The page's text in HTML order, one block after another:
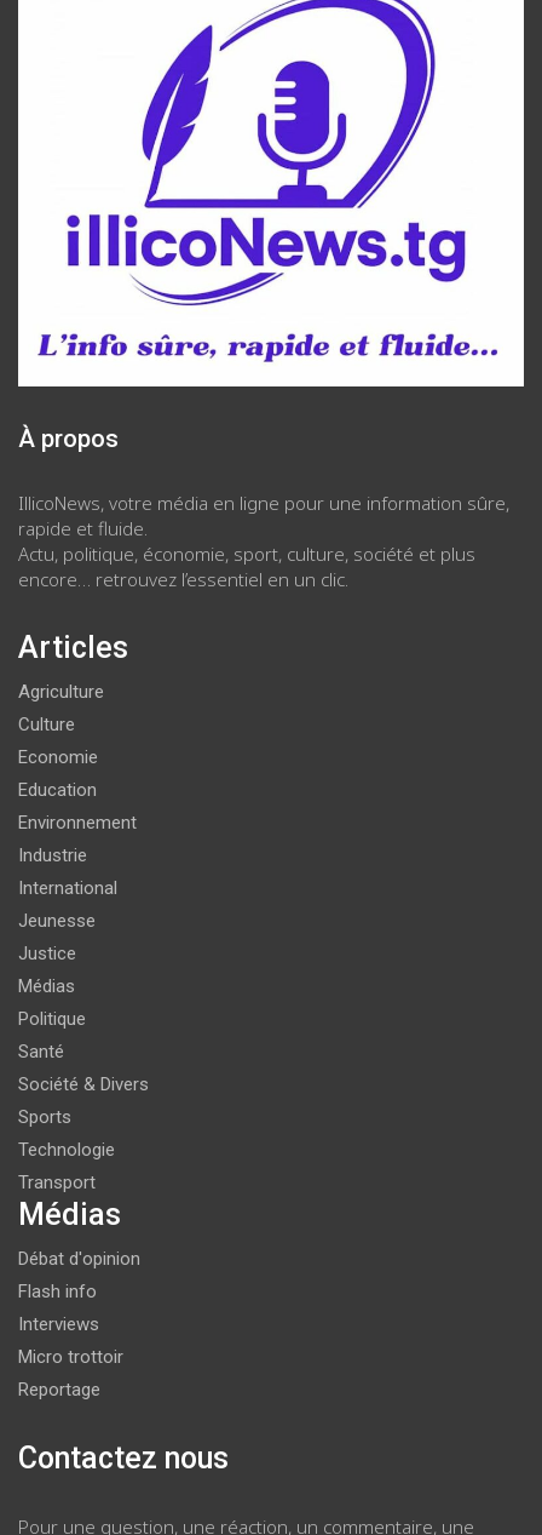
À propos
IllicoNews, votre média en ligne pour une information sûre,
rapide et fluide.
Actu, politique, économie, sport, culture, société et plus
encore… retrouvez l’essentiel en un clic.
Articles
Agriculture
Culture
Economie
Education
Environnement
Industrie
International
Jeunesse
Justice
Médias
Politique
Santé
Société & Divers
Sports
Technologie
Transport
Médias
Débat d'opinion
Flash info
Interviews
Micro trottoir
Reportage
Contactez nous
Pour une question, une réaction, un commentaire, une